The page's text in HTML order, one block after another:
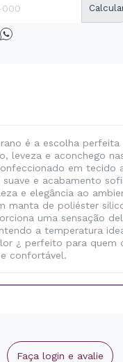
é a escolha perfeita
leveza e aconchego
em tecido
e acabamento
e elegância ao
manta de poliéster
uma sensação
a temperatura
¿ perfeito para quem
confortável.
Faça login e avalie